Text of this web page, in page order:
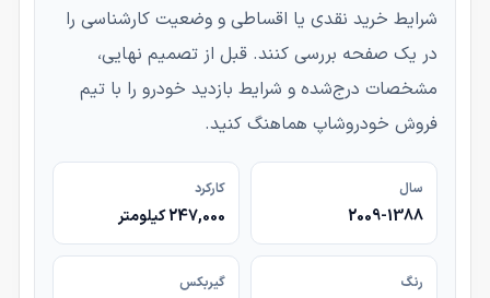
شرایط خرید نقدی یا اقساطی و وضعیت کارشناسی را
در یک صفحه بررسی کنند. قبل از تصمیم نهایی،
مشخصات درج‌شده و شرایط بازدید خودرو را با تیم
فروش خودروشاپ هماهنگ کنید.
سال
2009-1388
کارکرد
247,000 کیلومتر
رنگ گیربکس